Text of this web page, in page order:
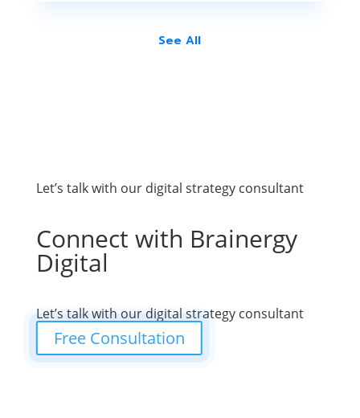
See All
Let’s talk with our digital strategy consultant
Connect with Brainergy
Digital
Let’s talk with our digital strategy consultant
Free Consultation